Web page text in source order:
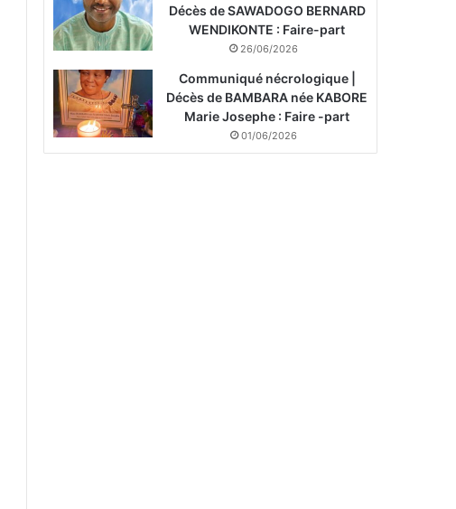
Décès de SAWADOGO BERNARD
WENDIKONTE : Faire-part
26/06/2026
Communiqué nécrologique |
Décès de BAMBARA née KABORE
Marie Josephe : Faire -part
01/06/2026